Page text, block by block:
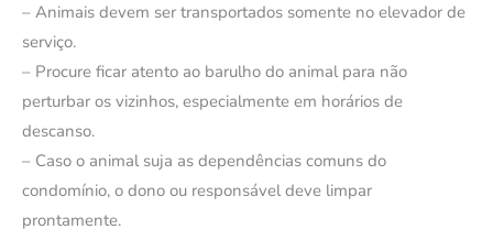
– Animais devem ser transportados somente no elevador de
serviço.
– Procure ficar atento ao barulho do animal para não
perturbar os vizinhos, especialmente em horários de
descanso.
– Caso o animal suja as dependências comuns do
condomínio, o dono ou responsável deve limpar
prontamente.